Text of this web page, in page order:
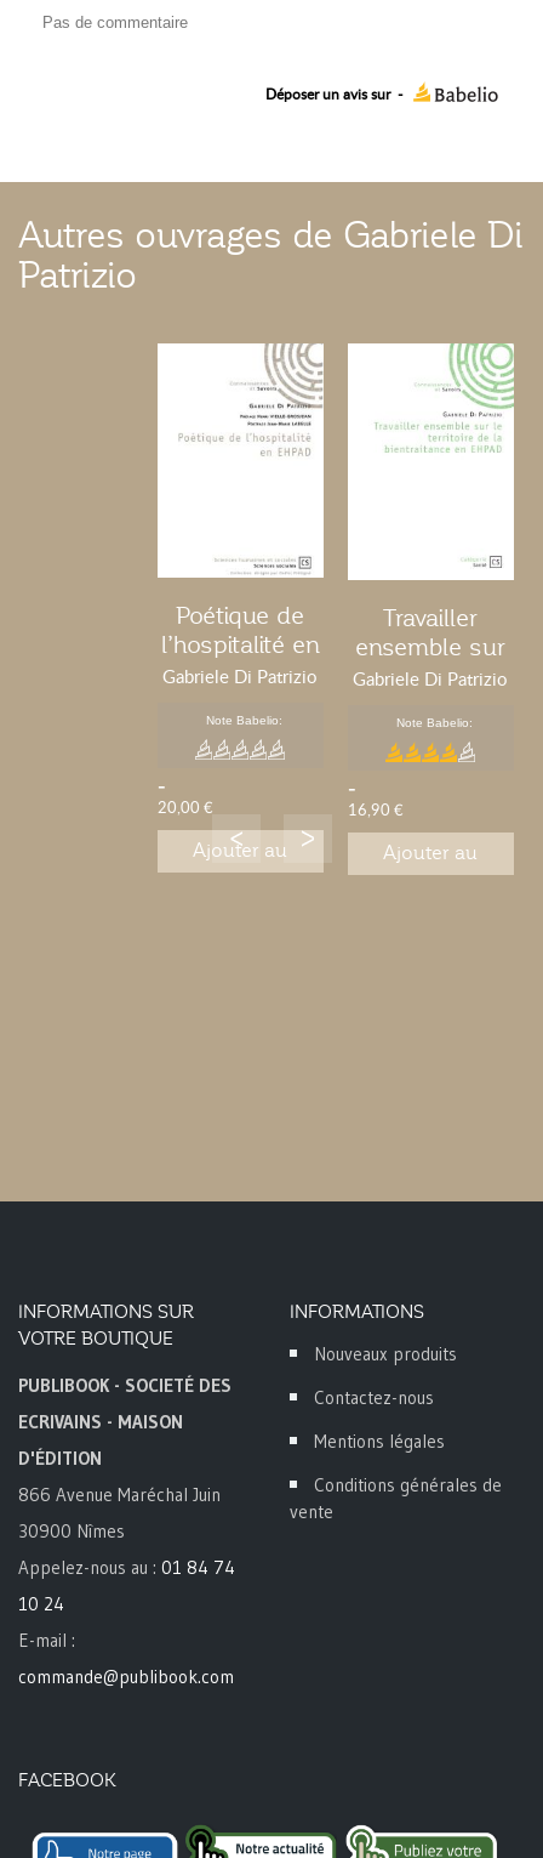
Pas de commentaire
Déposer un avis sur -
Autres ouvrages de Gabriele Di
Patrizio
Poétique de
l’hospitalité en
EHPAD
Gabriele Di Patrizio
Note Babelio:
-
20,00 €
Ajouter au
Travailler
ensemble sur
le territoire de
en EHPAD
Gabriele Di Patrizio
Note Babelio:
-
16,90 €
Ajouter au
INFORMATIONS SUR
VOTRE BOUTIQUE
PUBLIBOOK - SOCIETÉ DES
ECRIVAINS - MAISON
D'ÉDITION
866 Avenue Maréchal Juin
30900 Nîmes
Appelez-nous au : 01 84 74
10 24
E-mail :
commande@publibook.com
INFORMATIONS
Nouveaux produits
Contactez-nous
Mentions légales
Conditions générales de
vente
FACEBOOK